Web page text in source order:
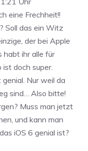
eine Frechheit!!
Soll das ein Witz
der bei Apple
habt ihr alle für
doch super.
Nur weil da
sind… Also bitte!
Muss man jetzt
und kann man
iOS 6 genial ist?